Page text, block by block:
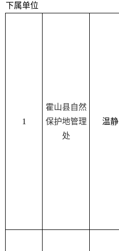
下属单位
1
霍山县自然
保护地管理
处
温静